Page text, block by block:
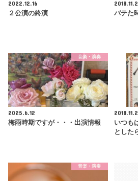
2022.12.16
２公演の終演
2018.11.2
バテた
音楽・演奏
2025.6.12
梅雨時期ですが・・・出演情報
いつも
とした
音楽・演奏